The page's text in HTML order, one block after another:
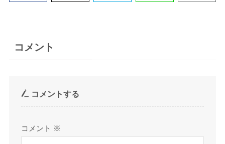
コメント
コメントする
コメント ※